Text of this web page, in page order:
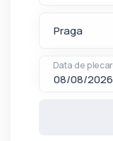
Data de